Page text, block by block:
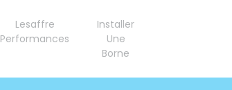
Lesaffre
Performances
Installer
Une
Borne